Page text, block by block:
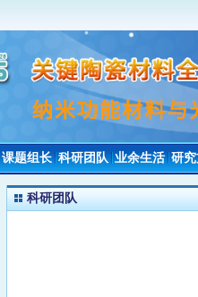
课题组长 科研团队 业余生活 研
科研团队